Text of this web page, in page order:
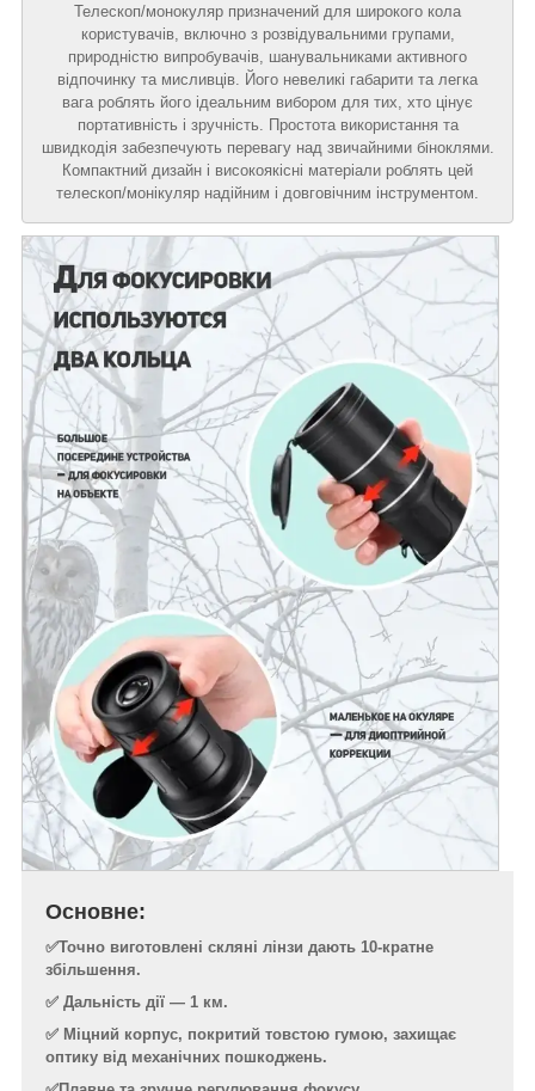
Телескоп/монокуляр призначений для широкого кола
користувачів, включно з розвідувальними групами,
природністю випробувачів, шанувальниками активного
відпочинку та мисливців. Його невеликі габарити та легка
вага роблять його ідеальним вибором для тих, хто цінує
портативність і зручність. Простота використання та
швидкодія забезпечують перевагу над звичайними біноклями.
Компактний дизайн і високоякісні матеріали роблять цей
телескоп/монікуляр надійним і довговічним інструментом.
Основне:
✅Точно виготовлені скляні лінзи дають 10-кратне
збільшення.
✅ Дальність дії — 1 км.
✅ Міцний корпус, покритий товстою гумою, захищає
оптику від механічних пошкоджень.